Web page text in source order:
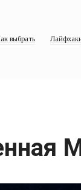
выбрать